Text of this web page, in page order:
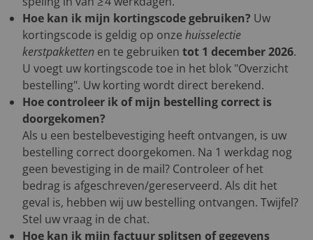
Hoe kan ik mijn kortingscode gebruiken? Uw
kortingscode is geldig op onze huisselectie
kerstpakketten en te gebruiken tot 1 december 2026.
U voegt uw kortingscode toe in het blok "Overzicht
bestelling". Uw korting wordt direct berekend.
Hoe controleer ik of mijn bestelling correct is
doorgekomen?
Als u een bestelbevestiging heeft ontvangen, is uw
bestelling correct doorgekomen. Na 1 werkdag nog
geen bevestiging in de mail? Controleer of het
bedrag is afgeschreven/gereserveerd. Als dit het
geval is, hebben wij uw bestelling ontvangen. Twijfel?
Stel uw vraag in de chat.
Hoe kan ik mijn factuur splitsen of gegevens